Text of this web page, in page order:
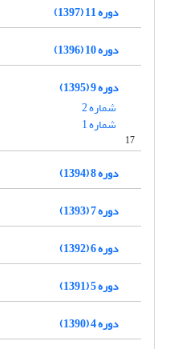
دوره 11 (1397)
دوره 10 (1396)
دوره 9 (1395)
شماره 2
شماره 1
17
دوره 8 (1394)
دوره 7 (1393)
دوره 6 (1392)
دوره 5 (1391)
دوره 4 (1390)